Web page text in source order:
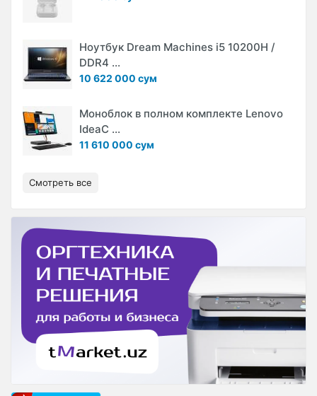
Ноутбук Dream Machines i5 10200H /
DDR4 ...
10 622 000 сум
Моноблок в полном комплекте Lenovo
IdeaC ...
11 610 000 сум
Смотреть все